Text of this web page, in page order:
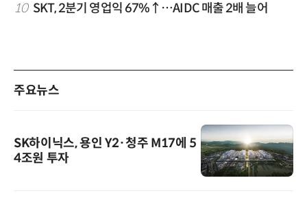
10 SKT, 2분기 영업익 67%↑…AIDC 매출 2배 늘어
주요뉴스
SK하이닉스, 용인 Y2·청주 M17에 5
4조원 투자